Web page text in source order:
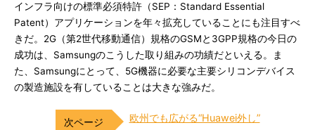
インフラ向けの標準必須特許（SEP：Standard Essential
Patent）アプリケーションを年々拡充していることにも注目すべ
きだ。2G（第2世代移動通信）規格のGSMと3GPP規格の今日の
成功は、Samsungのこうした取り組みの功績だといえる。ま
た、Samsungにとって、5G機器に必要な主要シリコンデバイス
の製造施設を有していることは大きな強みだ。
欧州でも広がる“Huawei外し”